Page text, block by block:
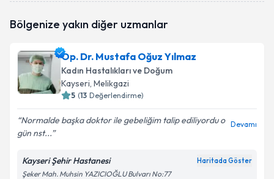
Bölgenize yakın diğer uzmanlar
Op. Dr. Mustafa Oğuz Yılmaz
Kadın Hastalıkları ve Doğum
Kayseri, Melikgazi
5 (13 Değerlendirme)
Normalde başka doktor ile gebeliğim talip ediliyordu o
gün nst...
Devamı
Kayseri Şehir Hastanesi Haritada Göster
Şeker Mah. Muhsin YAZICIOĞLU Bulvarı No:77